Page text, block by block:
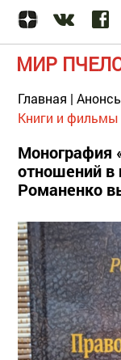
МИР
Главная |
Книги и фильмы
Монография
отношений в
Романенко